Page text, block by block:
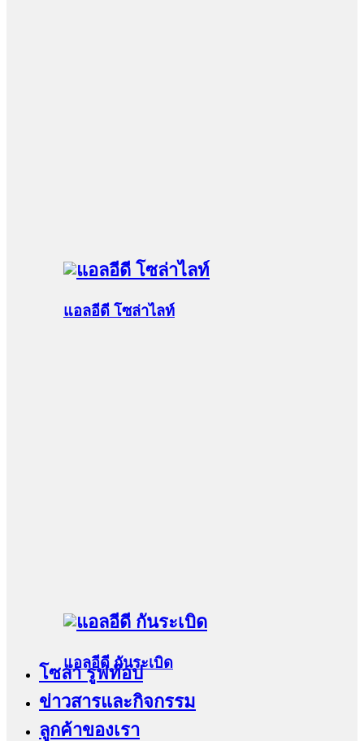
แอลอีดี โซล่าไลท์
แอลอีดี กันระเบิด
โซล่า รูฟท๊อป
ข่าวสารและกิจกรรม
ลูกค้าของเรา